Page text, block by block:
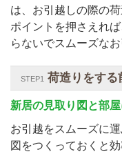
は、お引越しの際の
ポイントを押さえれ
らないでスムーズな
STEP1 荷造りをする
新居の見取り図と部
お引越をスムーズに
図をつくっておくと